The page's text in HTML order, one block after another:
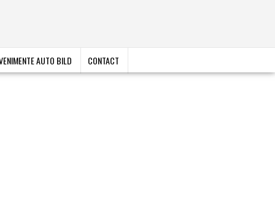
AUTO BILD CONTACT